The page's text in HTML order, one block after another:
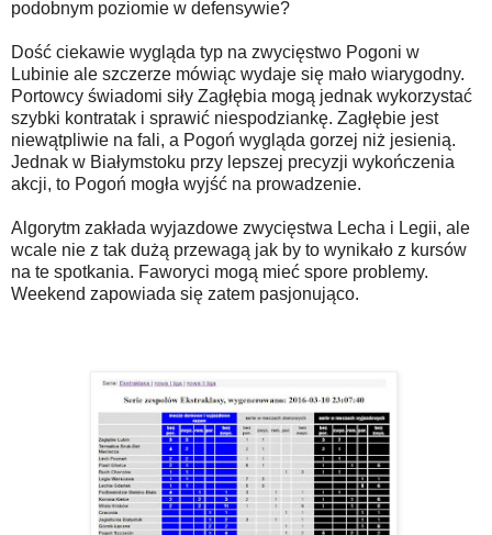
podobnym poziomie w defensywie?
Dość ciekawie wygląda typ na zwycięstwo Pogoni w
Lubinie ale szczerze mówiąc wydaje się mało wiarygodny.
Portowcy świadomi siły Zagłębia mogą jednak wykorzystać
szybki kontratak i sprawić niespodziankę. Zagłębie jest
niewątpliwie na fali, a Pogoń wygląda gorzej niż jesienią.
Jednak w Białymstoku przy lepszej precyzji wykończenia
akcji, to Pogoń mogła wyjść na prowadzenie.
Algorytm zakłada wyjazdowe zwycięstwa Lecha i Legii, ale
wcale nie z tak dużą przewagą jak by to wynikało z kursów
na te spotkania. Faworyci mogą mieć spore problemy.
Weekend zapowiada się zatem pasjonująco.